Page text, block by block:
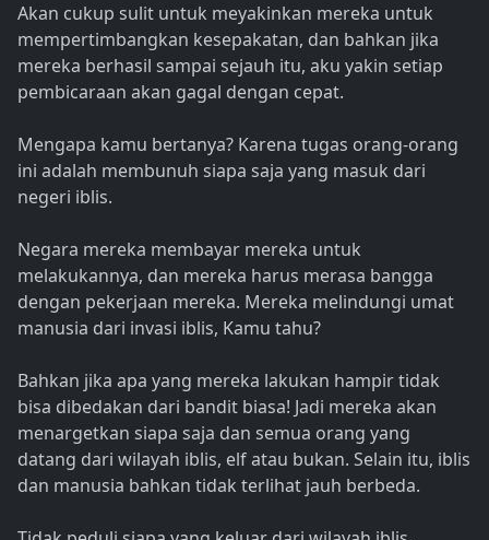
Akan cukup sulit untuk meyakinkan mereka untuk
mempertimbangkan kesepakatan, dan bahkan jika
mereka berhasil sampai sejauh itu, aku yakin setiap
pembicaraan akan gagal dengan cepat.
Mengapa kamu bertanya? Karena tugas orang-orang
ini adalah membunuh siapa saja yang masuk dari
negeri iblis.
Negara mereka membayar mereka untuk
melakukannya, dan mereka harus merasa bangga
dengan pekerjaan mereka. Mereka melindungi umat
manusia dari invasi iblis, Kamu tahu?
Bahkan jika apa yang mereka lakukan hampir tidak
bisa dibedakan dari bandit biasa! Jadi mereka akan
menargetkan siapa saja dan semua orang yang
datang dari wilayah iblis, elf atau bukan. Selain itu, iblis
dan manusia bahkan tidak terlihat jauh berbeda.